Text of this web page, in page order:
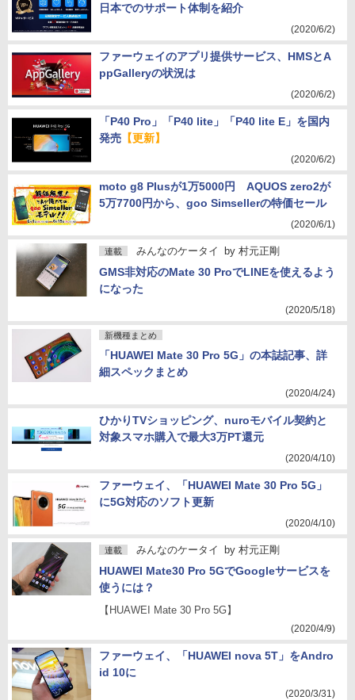
日本でのサポート体制を紹介
(2020/6/2)
ファーウェイのアプリ提供サービス、HMSとA
ppGalleryの状況は
(2020/6/2)
「P40 Pro」「P40 lite」「P40 lite E」を国内
発売【更新】
(2020/6/2)
moto g8 Plusが1万5000円 AQUOS zero2が
5万7700円から、goo Simsellerの特価セール
(2020/6/1)
連載 みんなのケータイ by 村元正剛
GMS非対応のMate 30 ProでLINEを使えるよう
になった
(2020/5/18)
新機種まとめ
「HUAWEI Mate 30 Pro 5G」の本誌記事、詳
細スペックまとめ
(2020/4/24)
ひかりTVショッピング、nuroモバイル契約と
対象スマホ購入で最大3万PT還元
(2020/4/10)
ファーウェイ、「HUAWEI Mate 30 Pro 5G」
に5G対応のソフト更新
(2020/4/10)
連載 みんなのケータイ by 村元正剛
HUAWEI Mate30 Pro 5GでGoogleサービスを
使うには？
【HUAWEI Mate 30 Pro 5G】
(2020/4/9)
ファーウェイ、「HUAWEI nova 5T」をAndro
id 10に
(2020/3/31)